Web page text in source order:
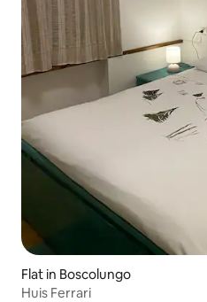
Flat in Boscolungo
Huis Ferrari